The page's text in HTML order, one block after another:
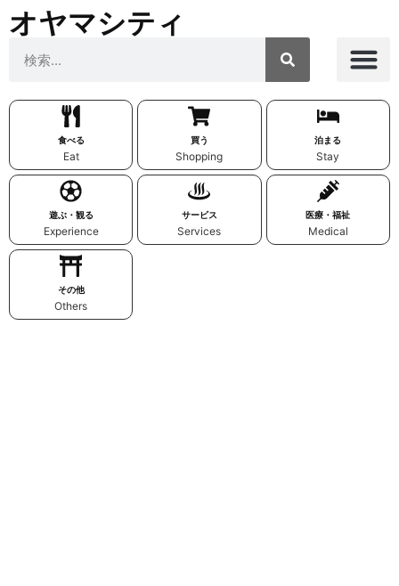
オヤマシティ
食べる
Eat
買う
Shopping
泊まる
Stay
遊ぶ・観る
Experience
サービス
Services
医療・福祉
Medical
その他
Others